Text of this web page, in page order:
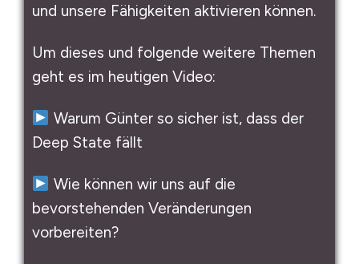
und unsere Fähigkeiten aktivieren können.
Um dieses und folgende weitere Themen
geht es im heutigen Video:
Warum Günter so sicher ist, dass der
Deep State fällt
Wie können wir uns auf die
bevorstehenden Veränderungen
vorbereiten?